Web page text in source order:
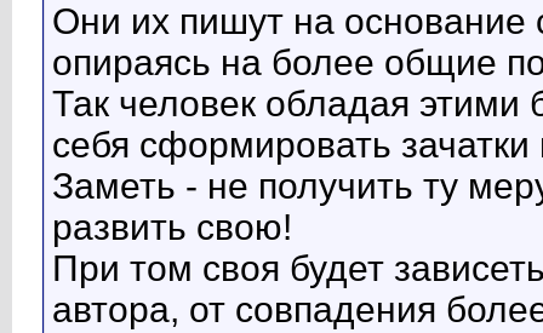
Они их пишут на основание
опираясь на более общие
Так человек обладая
себя сформировать
Заметь - не получить ту
развить свою!
При том своя будет
автора, от совпадения